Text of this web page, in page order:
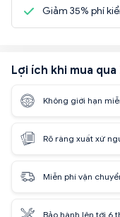
Giảm 35% phí
Lợi ích khi mua qua
Không giới hạn
Rõ ràng xuất xứ
Miễn phí vận
Bảo hành lên tới 6